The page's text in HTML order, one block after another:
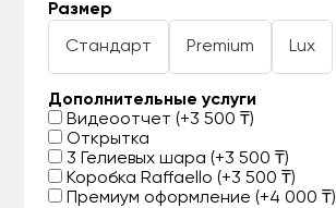
Размер
Стандарт Premium Lux
Дополнительные услуги
Видеоотчет (+3 500 ₸)
Открытка
3 Гелиевых шара (+3 500 ₸)
Коробка Raffaello (+3 500 ₸)
Премиум оформление (+4 000 ₸)